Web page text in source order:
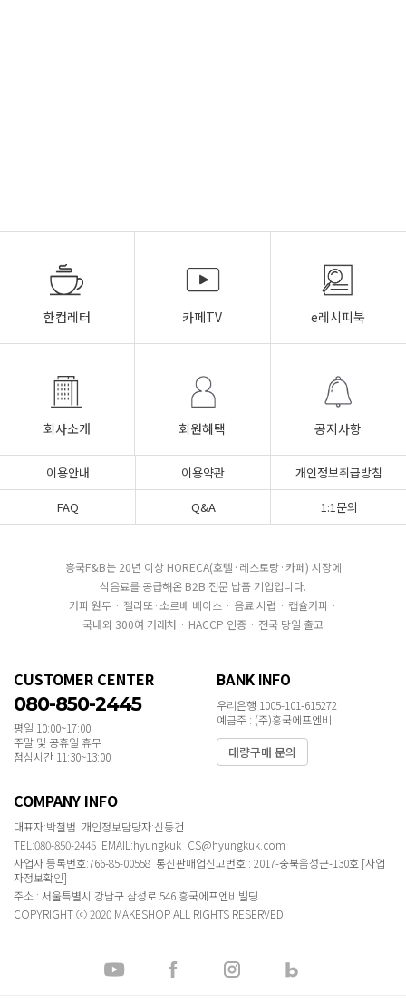
한컵레터 카페TV e레시피북
회사소개 회원혜택 공지사항
이용안내 이용약관
개인정보취급방침
FAQ
Q&A 1:1문의
흥국F&B는 20년 이상 HORECA(호텔·레스토랑·카페) 시장에
식음료를 공급해온 B2B 전문 납품 기업입니다.
커피 원두 · 젤라또·소르베 베이스 · 음료 시럽 · 캡슐커피 ·
국내외 300여 거래처 · HACCP 인증 · 전국 당일 출고
CUSTOMER CENTER
080-850-2445
평일 10:00~17:00
주말 및 공휴일 휴무
점심시간 11:30~13:00
BANK INFO
우리은행 1005-101-615272
예금주 : (주)흥국에프엔비
대량구매 문의
COMPANY INFO
대표자:박철범 개인정보담당자:신동건
TEL:080-850-2445 EMAIL:hyungkuk_CS@hyungkuk.com
사업자 등록번호:766-85-00558 통신판매업신고번호 : 2017-충북음성군-130호 [사업
자정보확인]
주소 : 서울특별시 강남구 삼성로 546 흥국에프엔비빌딩
COPYRIGHT ⓒ 2020 MAKESHOP ALL RIGHTS RESERVED.